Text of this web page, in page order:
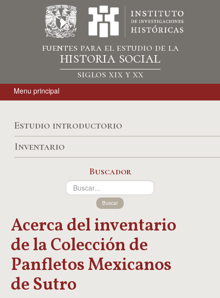
fuentes para el estudio de la
historia social
siglos xix y xx
Menu principal
Estudio introductorio
Inventario
Buscador
Buscar
Acerca del inventario
de la Colección de
Panfletos Mexicanos
de Sutro